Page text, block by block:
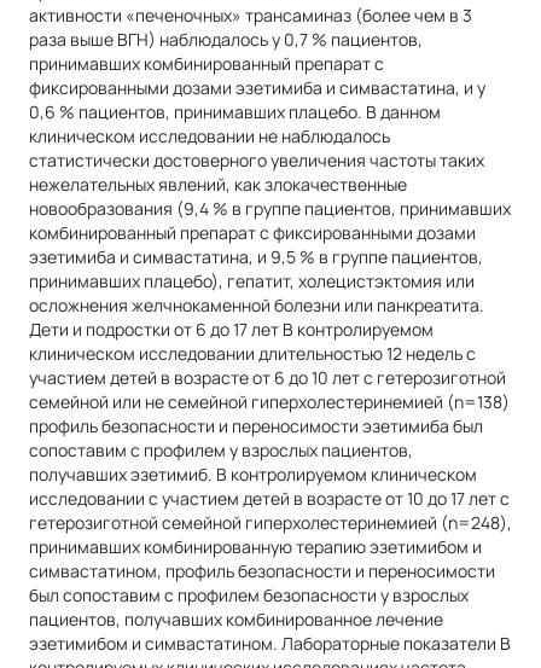
активности «печеночных» трансаминаз (более чем в 3
раза выше BГН) наблюдалось у 0,7 % пациентов,
принимавших комбинированный препарат с
фиксированными дозами эзетимиба и симвастатина, и у
0,6 % пациентов, принимавших плацебо. В данном
клиническом исследовании не наблюдалось
статистически достоверного увеличения частоты таких
нежелательных явлений, как злокачественные
новообразования (9,4 % в группе пациентов, принимавших
комбинированный препарат с фиксированными дозами
эзетимиба и симвастатина, и 9,5 % в группе пациентов,
принимавших плацебо), гепатит, холецистэктомия или
осложнения желчнокаменной болезни или панкреатита.
Дети и подростки от 6 до 17 лет В контролируемом
клиническом исследовании длительностью 12 недель с
участием детей в возрасте от 6 до 10 лет с гетерозиготной
семейной или не семейной гиперхолестеринемией (n=138)
профиль безопасности и переносимости эзетимиба был
сопоставим с профилем у взрослых пациентов,
получавших эзетимиб. В контролируемом клиническом
исследовании с участием детей в возрасте от 10 до 17 лет с
гетерозиготной семейной гиперхолестеринемией (n=248),
принимавших комбинированную терапию эзетимибом и
симвастатином, профиль безопасности и переносимости
был сопоставим с профилем безопасности у взрослых
пациентов, получавших комбинированное лечение
эзетимибом и симвастатином. Лабораторные показатели В